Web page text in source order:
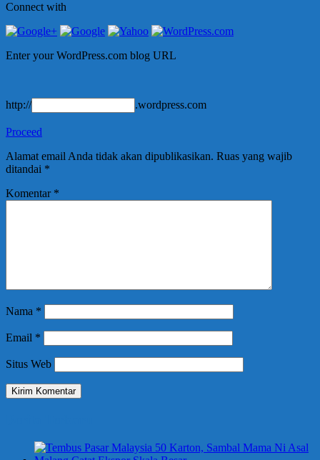
Connect with
Enter your WordPress.com blog URL
http:// .wordpress.com
Proceed
Alamat email Anda tidak akan dipublikasikan. Ruas yang wajib
ditandai *
Komentar *
Nama *
Email *
Situs Web